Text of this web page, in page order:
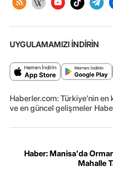
UYGULAMAMIZI İNDİRİN
Haberler.com: Türkiye’nin
ve en güncel gelişmeler
Haber: Manisa'da
Mahalle